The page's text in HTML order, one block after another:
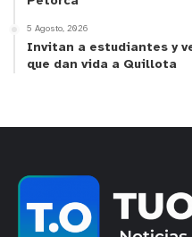
5 Agosto, 2026
Invitan a estudiantes y
que dan vida a Quillota